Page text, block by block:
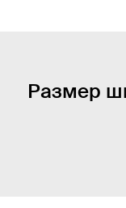
Размер